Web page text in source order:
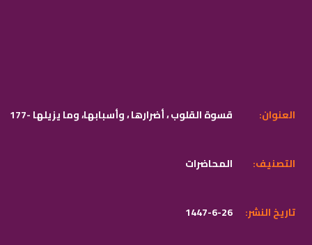
177- قسوة القلوب ، أضرارها ، وأسبابها، وما يزيلها :العنوان
المحاضرات :التصنيف
1447-6-26 :تاريخ النشر